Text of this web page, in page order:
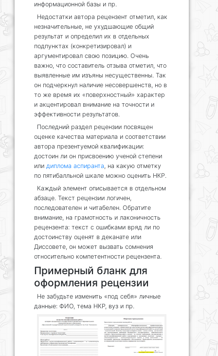
информационной базы и пр.
Недостатки автора рецензент отметил, как
незначительные, не ухудшающие общий
результат и определил их в отдельных
подпунктах (конкретизировал) и
аргументировал свою позицию. Очень
важно, что составитель отзыва отметил, что
выявленные им изъяны несущественны. Так
он подчеркнул наличие несовершенств, но в
то же время их «поверхностный» характер
и акцентировал внимание на точности и
эффективности результатов.
Последний раздел рецензии посвящен
оценке качества материала и соответствии
автора презентуемой квалификации:
достоин ли он присвоению ученой степени
или диплома аспиранта, на какую отметку
по пятибалльной шкале можно оценить НКР.
Каждый элемент описывается в отдельном
абзаце. Текст рецензии логичен,
последователен и читабелен. Обратите
внимание, на грамотность и лаконичность
рецензента: текст с ошибками вряд ли по
достоинству оценят в деканате или
Диссовете, он может вызвать сомнения
относительно компетентности рецензента.
Примерный бланк для
оформления рецензии
Не забудьте изменить «под себя» личные
данные: ФИО, тема НКР, вуз и пр.